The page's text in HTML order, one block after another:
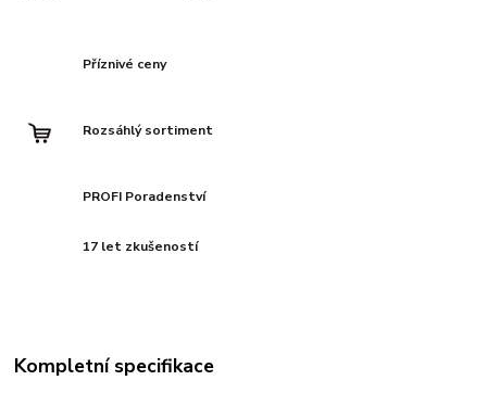
Příznivé ceny
Rozsáhlý sortiment
PROFI Poradenství
17 let zkušeností
Kompletní specifikace